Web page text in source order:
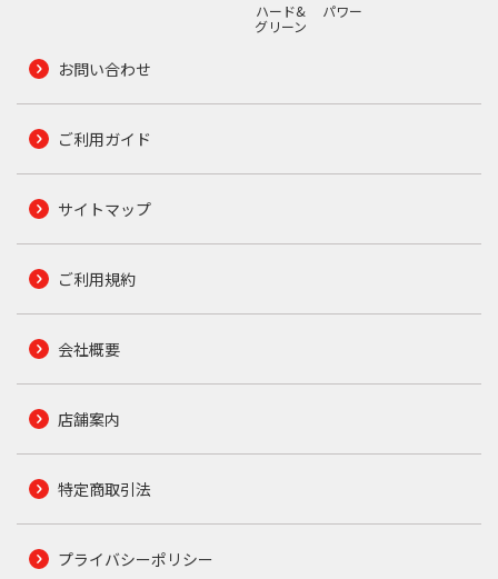
ハード&
グリーン
パワー
お問い合わせ
ご利用ガイド
サイトマップ
ご利用規約
会社概要
店舗案内
特定商取引法
プライバシーポリシー